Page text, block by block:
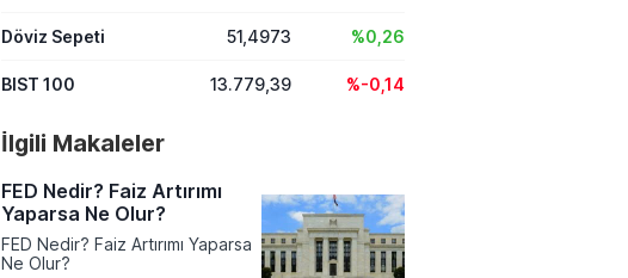
Döviz Sepeti 51,4973 %0,26
BIST 100 13.779,39 %-0,14
İlgili Makaleler
FED Nedir? Faiz Artırımı
Yaparsa Ne Olur?
FED Nedir? Faiz Artırımı Yaparsa
Ne Olur?